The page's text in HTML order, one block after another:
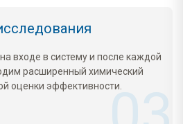
входе в систему и после каждой
расширенный химический
оценки эффективности.